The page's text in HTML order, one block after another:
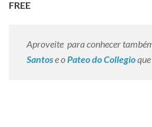
FREE
Aproveite para conhecer
Santose oPateo do Collegio